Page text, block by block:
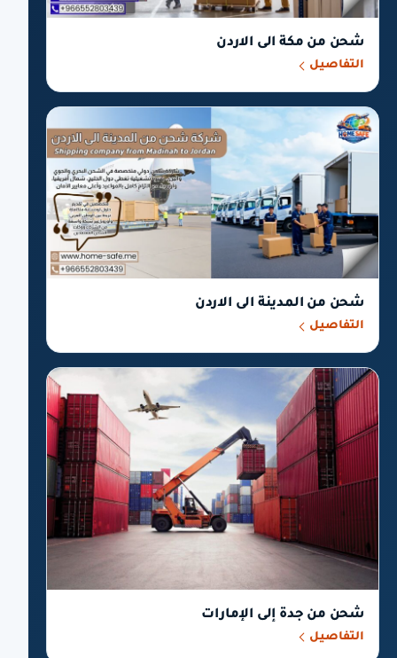
شحن من مكة الى الاردن
التفاصيل
شحن من المدينة الى الاردن
التفاصيل
شحن من جدة إلى الإمارات
التفاصيل